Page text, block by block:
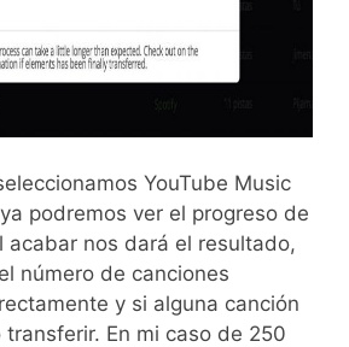
YouTube Music
podremos ver el progreso de
acabar nos dará el resultado,
número de canciones
y si alguna canción
En mi caso de 250